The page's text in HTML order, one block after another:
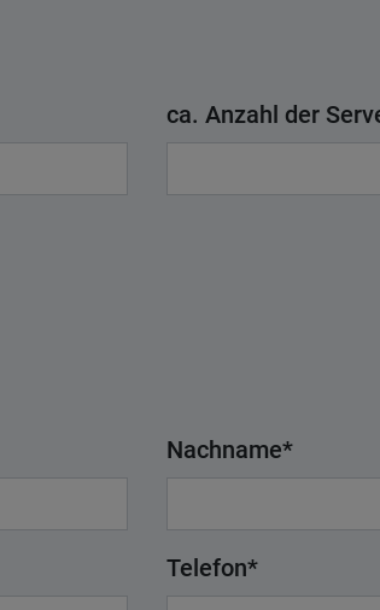
ca. Anzahl der
Nachname*
Telefon*